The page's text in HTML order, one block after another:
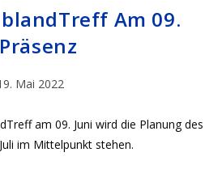
Am 09.
Mai 2022
am 09. Juni wird die Planung des
im Mittelpunkt stehen.